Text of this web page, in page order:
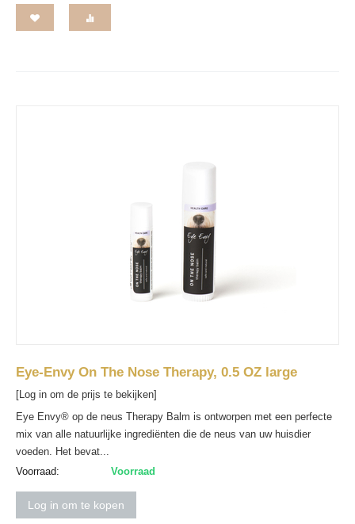
Eye-Envy On The Nose Therapy, 0.5 OZ large
[Log in om de prijs te bekijken]
Eye Envy® op de neus Therapy Balm is ontworpen met een perfecte
mix van alle natuurlijke ingrediënten die de neus van uw huisdier
voeden. Het bevat...
Voorraad:
Voorraad
Log in om te kopen